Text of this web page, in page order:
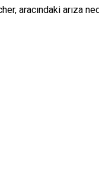
aracındaki arıza